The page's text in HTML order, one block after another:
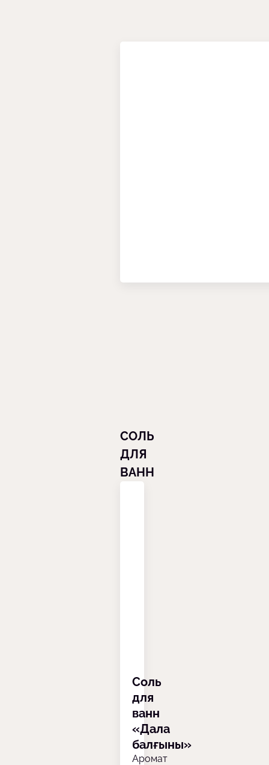
СОЛЬ
ДЛЯ
ВАНН
Соль
для
ванн
«Дала
балғыны»
Аромат